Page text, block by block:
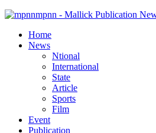
mpnn - Mallick Publication
Home
News
Ntional
International
State
Article
Sports
Film
Event
Publication